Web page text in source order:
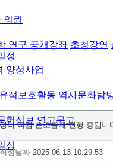
의뢰
연구 공개강좌 초청강연
양성사업
유적보호활동 역사문화탐
헌정보 연고문고
정
정
리 작업 순조롭게 진행 중입니
작성날짜 2025-06-13 10:29:53